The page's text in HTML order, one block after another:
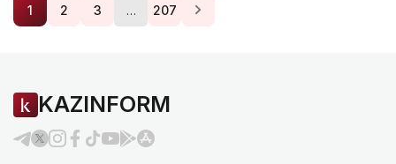
1 2 3 … 207
KAZINFORM